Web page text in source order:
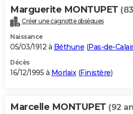
Marguerite MONTUPET
Créer une cagnotte obsèques
Naissance
05/03/1912 à Béthune (Pas-de-
Décès
16/12/1995 à Morlaix(Finistère)
Marcelle MONTUPET (92